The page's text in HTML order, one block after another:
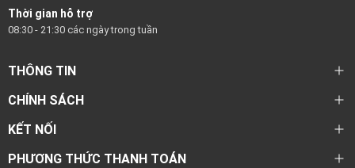
Thời gian hỗ trợ
08:30 - 21:30 các ngày trong tuần
THÔNG TIN
CHÍNH SÁCH
KẾT NỐI
PHƯƠNG THỨC THANH TOÁN